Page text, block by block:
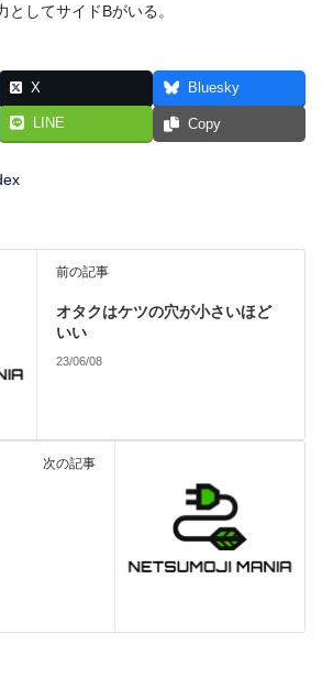
してサイドBがいる。
X Bluesky
LINE Copy
前の記事
オタクはケツの穴が小さいほど
いい
23/06/08
次の記事